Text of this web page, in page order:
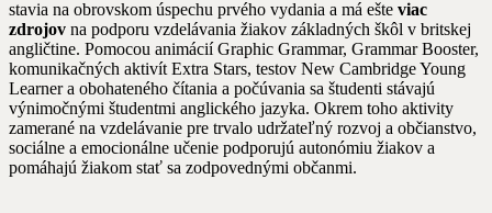
stavia na obrovskom úspechu prvého vydania a má ešte viac
zdrojov na podporu vzdelávania žiakov základných škôl v britskej
angličtine. Pomocou animácií Graphic Grammar, Grammar Booster,
komunikačných aktivít Extra Stars, testov New Cambridge Young
Learner a obohateného čítania a počúvania sa študenti stávajú
výnimočnými študentmi anglického jazyka. Okrem toho aktivity
zamerané na vzdelávanie pre trvalo udržateľný rozvoj a občianstvo,
sociálne a emocionálne učenie podporujú autonómiu žiakov a
pomáhajú žiakom stať sa zodpovednými občanmi.